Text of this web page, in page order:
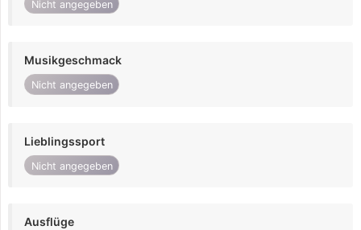
Nicht angegeben
Musikgeschmack
Nicht angegeben
Lieblingssport
Nicht angegeben
Ausflüge